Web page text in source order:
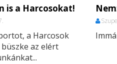
is a Harcosokat!
a Harcosok
az elért